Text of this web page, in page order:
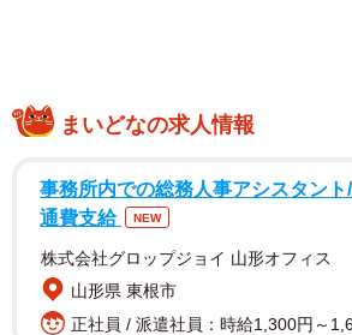
波の始まりかもしれません。
さらに厄介なことに、最近のコロナは
いとか、頭が重いとか、念のため調べ
たという人ばかりで、私の診療所の発
コロナ陽性率は下がっています。逆に
間でB型インフルエンザが10人出まし
まいどなの求人情報
事務所内での総務人事アシスタント
通費支給
NEW
株式会社グロップジョイ 山形オフィス
山形県 東根市
正社員 / 派遣社員：時給1,300円～